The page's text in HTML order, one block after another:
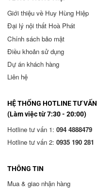
Giới thiệu về Huy Hùng Hiệp
Đại lý nội thất Hoà Phát
Chính sách bảo mật
Điều khoản sử dụng
Dự án khách hàng
Liên hệ
HỆ THỐNG HOTLINE TƯ VẤN
(Làm việc từ 7:30 - 20:00)
Hotline tư vấn 1: 094 4888479
Hotline tư vấn 2: 0935 190 281
THÔNG TIN
Mua & giao nhận hàng